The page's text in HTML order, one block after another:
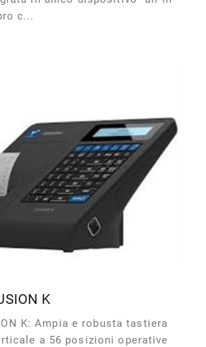
c...
K
K: Ampia e robusta tastiera
a 56 posizioni operative